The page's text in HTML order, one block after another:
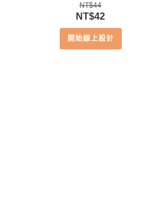
NT$44
原
始
價
NT$42
前
價
開始線上設計